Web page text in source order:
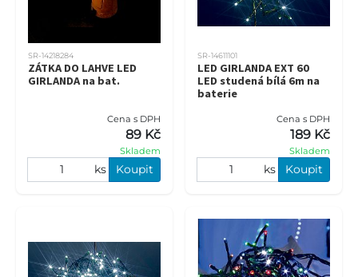
SR-14218284
ZÁTKA DO LAHVE LED
GIRLANDA na bat.
Cena s DPH
89 Kč
Skladem
ks Koupit
SR-14611101
LED GIRLANDA EXT 60
LED studená bílá 6m na
baterie
Cena s DPH
189 Kč
Skladem
ks Koupit